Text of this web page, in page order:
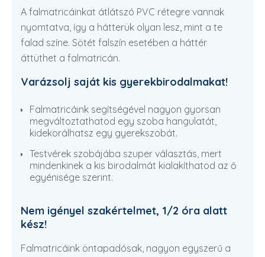
A falmatricáinkat átlátszó PVC rétegre vannak
nyomtatva, így a hátterük olyan lesz, mint a te
falad színe. Sötét falszín esetében a háttér
áttüthet a falmatricán.
Varázsolj saját kis gyerekbirodalmakat!
Falmatricáink segítségével nagyon gyorsan
megváltoztathatod egy szoba hangulatát,
kidekorálhatsz egy gyerekszobát.
Testvérek szobájába szuper választás, mert
mindenkinek a kis birodalmát kialakíthatod az ő
egyénisége szerint.
Nem igényel szakértelmet, 1/2 óra alatt
kész!
Falmatricáink öntapadósak, nagyon egyszerű a